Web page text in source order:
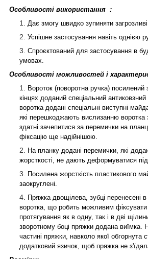
Особливості використання :
Дає змогу швидко зупиняти загрозливі
Успішне застосування навіть однією
Спроєктований для застосування в
умовах.
Особливості можливостей і
Вороток (поворотна ручка) посилений
кінцях доданий спеціальний
воротка додані спеціальні виступні
які перешкоджають вислизанню воротка
здатні зачепитися за перемички на
фіксацію ще надійнішою.
На планку додані перемички, які
жорсткості, не дають деформуватися
Посилена жорсткість пластикового
заокруглені.
Пряжка двощілева, зубці перенесені
воротка, що робить можливим фіксувати
протягування як в одну, так і в дві
зворотному боці пряжки додана виїмка.
частині пряжки, навколо якої обгорнута
додатковий язичок, щоб пряжка не